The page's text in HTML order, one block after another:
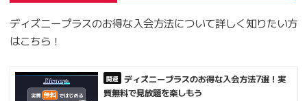
ディズニープラスのお得な入会方法について詳しく知りたい方
はこちら！
ディズニープラスのお得な入会方法7選！実
質無料で見放題を楽しもう